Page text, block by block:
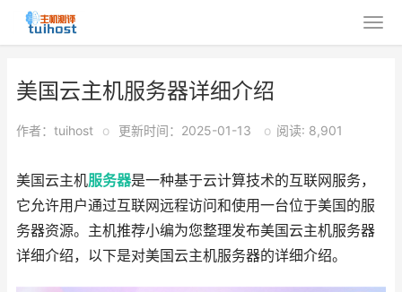
美国云主机服务器详细介绍
作者：tuihost o 更新时间：2025-01-13 o 阅读: 8,901
美国云主机服务器是一种基于云计算技术的互联网服务，
它允许用户通过互联网远程访问和使用一台位于美国的服
务器资源。主机推荐小编为您整理发布美国云主机服务器
详细介绍，以下是对美国云主机服务器的详细介绍。